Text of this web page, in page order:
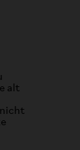
alt